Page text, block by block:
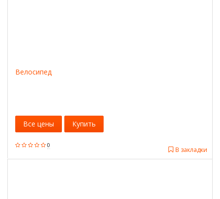
Велосипед
0
В закладки
Все цены Купить